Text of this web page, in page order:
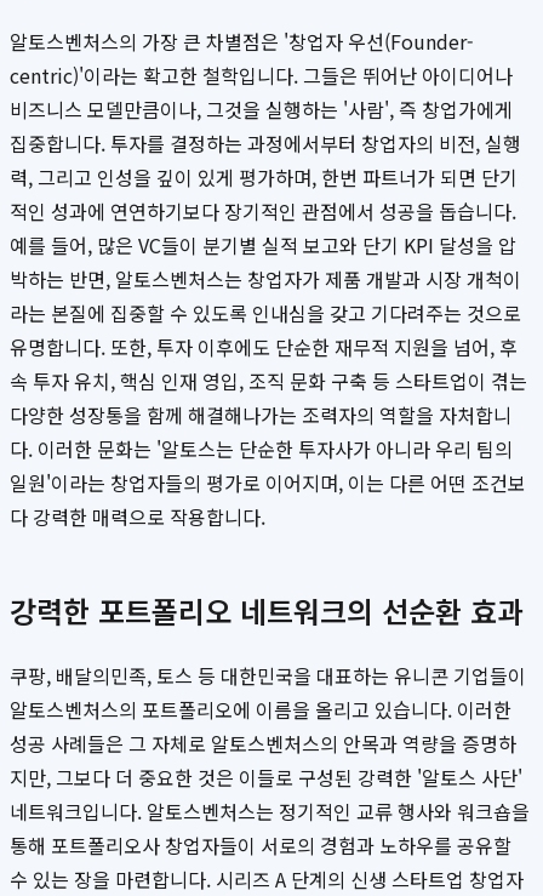
알토스벤처스의 가장 큰 차별점은 '창업자 우선(Founder-
centric)'이라는 확고한 철학입니다. 그들은 뛰어난 아이디어나
비즈니스 모델만큼이나, 그것을 실행하는 '사람', 즉 창업가에게
집중합니다. 투자를 결정하는 과정에서부터 창업자의 비전, 실행
력, 그리고 인성을 깊이 있게 평가하며, 한번 파트너가 되면 단기
적인 성과에 연연하기보다 장기적인 관점에서 성공을 돕습니다.
예를 들어, 많은 VC들이 분기별 실적 보고와 단기 KPI 달성을 압
박하는 반면, 알토스벤처스는 창업자가 제품 개발과 시장 개척이
라는 본질에 집중할 수 있도록 인내심을 갖고 기다려주는 것으로
유명합니다. 또한, 투자 이후에도 단순한 재무적 지원을 넘어, 후
속 투자 유치, 핵심 인재 영입, 조직 문화 구축 등 스타트업이 겪는
다양한 성장통을 함께 해결해나가는 조력자의 역할을 자처합니
다. 이러한 문화는 '알토스는 단순한 투자사가 아니라 우리 팀의
일원'이라는 창업자들의 평가로 이어지며, 이는 다른 어떤 조건보
다 강력한 매력으로 작용합니다.
강력한 포트폴리오 네트워크의 선순환 효과
쿠팡, 배달의민족, 토스 등 대한민국을 대표하는 유니콘 기업들이
알토스벤처스의 포트폴리오에 이름을 올리고 있습니다. 이러한
성공 사례들은 그 자체로 알토스벤처스의 안목과 역량을 증명하
지만, 그보다 더 중요한 것은 이들로 구성된 강력한 '알토스 사단'
네트워크입니다. 알토스벤처스는 정기적인 교류 행사와 워크숍을
통해 포트폴리오사 창업자들이 서로의 경험과 노하우를 공유할
수 있는 장을 마련합니다. 시리즈 A 단계의 신생 스타트업 창업자